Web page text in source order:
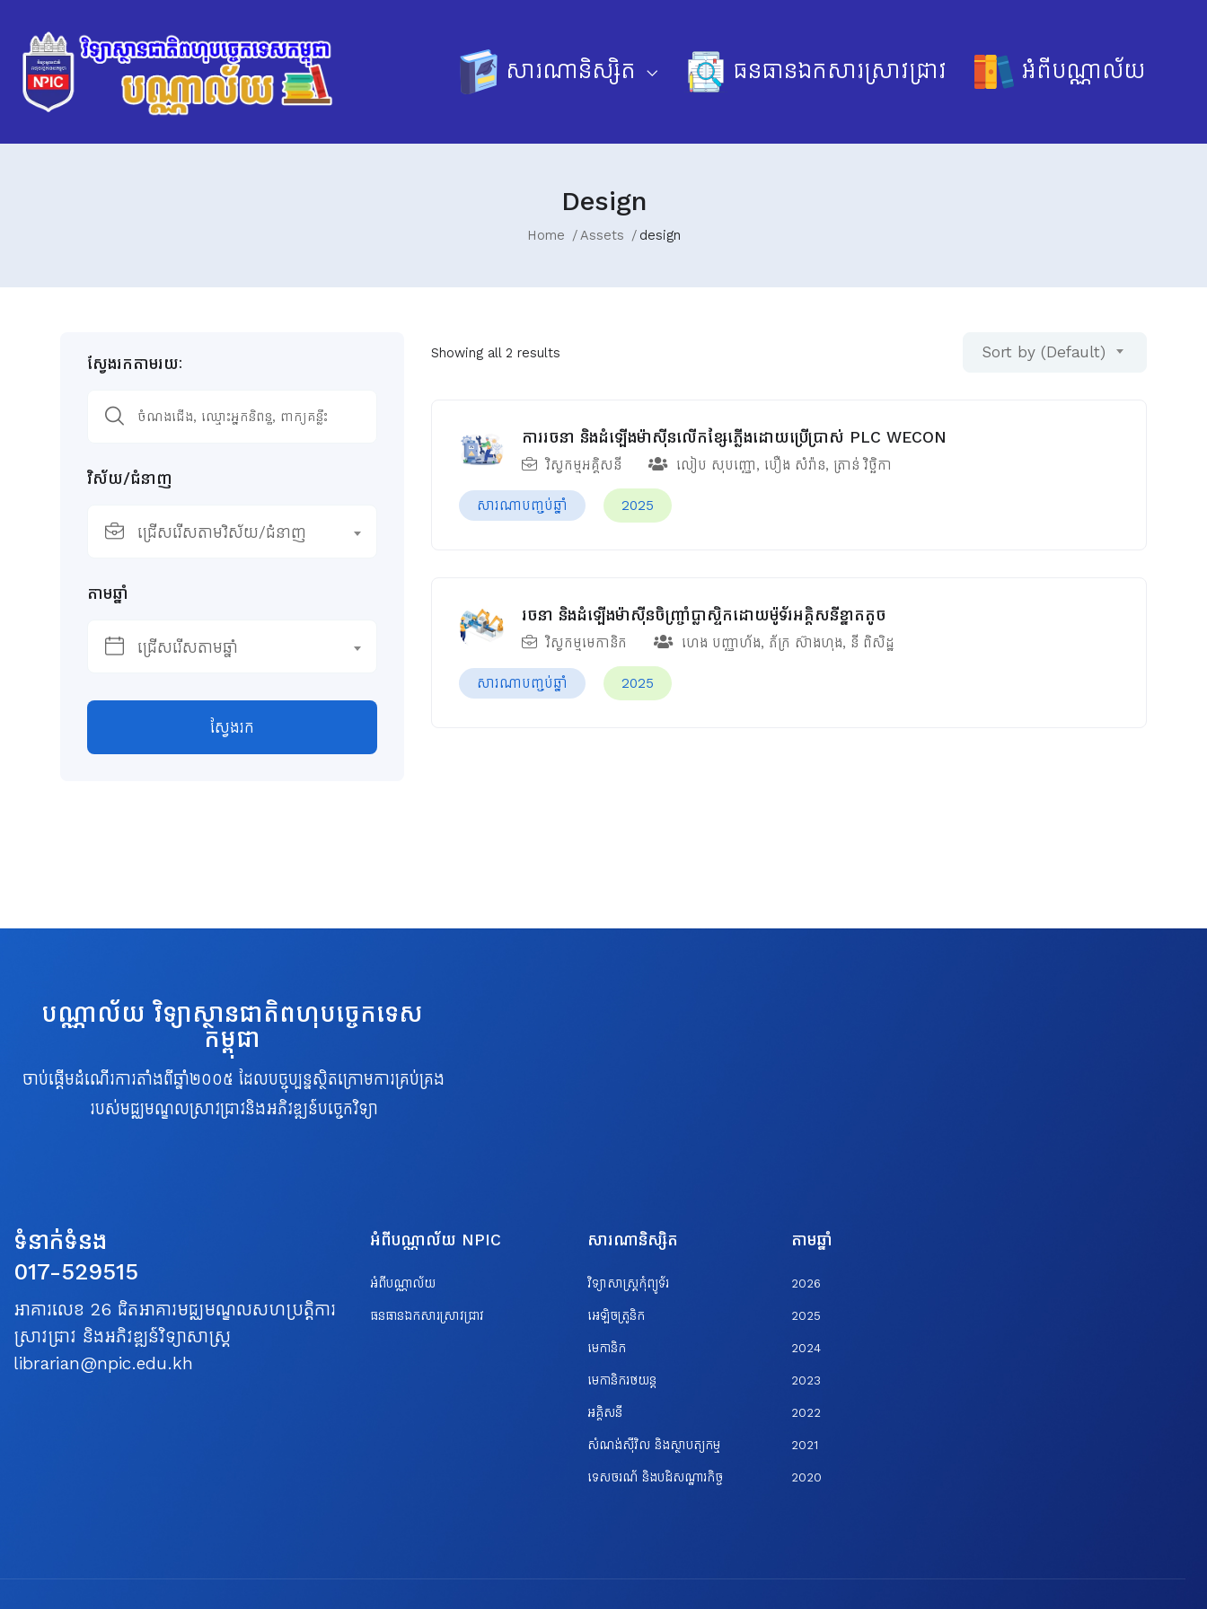
សារណានិស្សិត ធនធានឯកសារស្រាវជ្រាវ អំពីបណ្ណាល័យ
Design
Home Assets design
ស្វែងរកតាមរយៈ
វិស័យ/ជំនាញ
ជ្រើសរើសតាមវិស័យ/ជំនាញ
តាមឆ្នាំ
ជ្រើសរើសតាមឆ្នាំ
ស្វែងរក
Showing all 2 results Sort by (Default)
ការរចនា និងដំឡើងម៉ាស៊ីនលើកខ្សែភ្លើងដោយប្រើប្រាស់ PLC WECON
វិស្វកម្មអគ្គិសនី លៀប​ សុបញ្ញោ, បឿង សំរ៉ាន, ត្រាន់ វិច្ឆិកា
សារណាបញ្ចប់ឆ្នាំ 2025
រចនា និងដំឡើងម៉ាស៊ីនចិញ្រ្ចាំប្លាស្ទិកដោយម៉ូទ័រអគ្គិសនីខ្នាតតូច
វិស្វកម្មមេកានិក ហេង បញ្ញាហ័ង, ភ័ក្រ ស៊ាងហុង, នី ពិសិដ្ឋ
សារណាបញ្ចប់ឆ្នាំ 2025
បណ្ណាល័យ វិទ្យាស្ថានជាតិពហុបច្ចេកទេស
កម្ពុជា
ចាប់ផ្តើមដំណើរការតាំងពីឆ្នាំ២០០៥ ដែលបច្ចុប្បន្នស្ថិតក្រោមការគ្រប់គ្រង
របស់មជ្ឈមណ្ឌលស្រាវជ្រាវនិងអភិវឌ្ឍន៍បច្ចេកវិទ្យា
ទំនាក់ទំនង
017-529515
អាគារលេខ 26 ជិតអាគារមជ្ឈមណ្ឌលសហប្រត្តិការ
ស្រាវជ្រាវ និងអភិវឌ្ឍន៍វិទ្យាសាស្ត្រ
librarian@npic.edu.kh
អំពីបណ្ណាល័យ NPIC
អំពីបណ្ណាល័យ
ធនធានឯកសារស្រាវជ្រាវ
សារណានិស្សិត
វិទ្យាសាស្ត្រកុំព្យូទ័រ
អេឡិចត្រូនិក
មេកានិក
មេកានិករថយន្ត
អគ្គិសនី
សំណង់ស៊ីវិល និងស្ថាបត្យកម្ម
ទេសចរណ័ និងបដិសណ្ឋារកិច្ច
តាមឆ្នាំ
2026
2025
2024
2023
2022
2021
2020